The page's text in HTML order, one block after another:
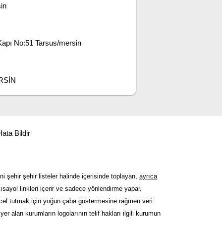
No:51 Tarsus/mersin
Bildir
şehir şehir listeler halinde içerisinde toplayan, ayrıca
linkleri içerir ve sadece yönlendirme yapar.
tutmak için yoğun çaba göstermesine rağmen veri
alan kurumların logolarının telif hakları ilgili kurumun